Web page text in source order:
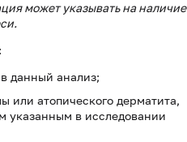
может указывать на наличие
данный анализ;
или атопического дерматита,
указанным в исследовании